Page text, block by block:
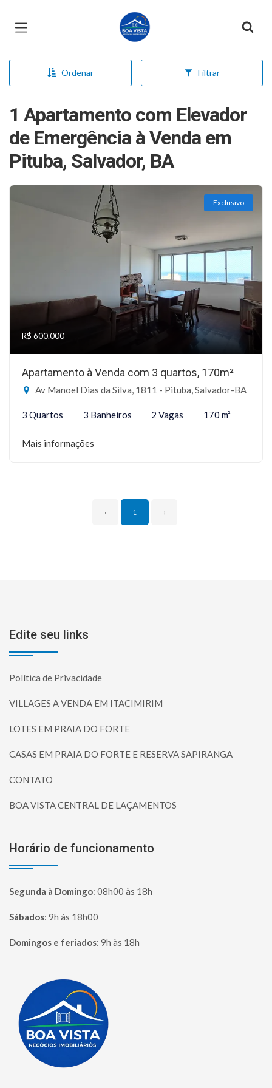
Página inicial
Ordenar Filtrar
1 Apartamento com Elevador
de Emergência à Venda em
Pituba, Salvador, BA
Exclusivo
R$ 600.000
Apartamento à Venda com 3 quartos, 170m²
Av Manoel Dias da Silva, 1811 - Pituba, Salvador-BA
3 Quartos 3 Banheiros 2 Vagas 170 m²
Mais informações
‹ 1 ›
Edite seu links
Política de Privacidade
VILLAGES A VENDA EM ITACIMIRIM
LOTES EM PRAIA DO FORTE
CASAS EM PRAIA DO FORTE E RESERVA SAPIRANGA
CONTATO
BOA VISTA CENTRAL DE LAÇAMENTOS
Horário de funcionamento
Segunda à Domingo: 08h00 às 18h
Sábados: 9h às 18h00
Domingos e feriados: 9h às 18h
Página inicial